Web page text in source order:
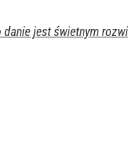
jest świetnym